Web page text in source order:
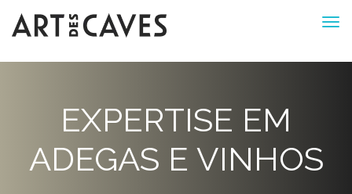
EXPERTISE EM
ADEGAS E VINHOS